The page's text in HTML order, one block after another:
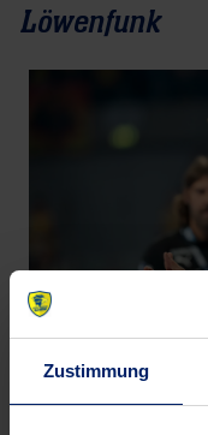
Zustimmung
Löwenfunk
Torwarttrainer Dragan